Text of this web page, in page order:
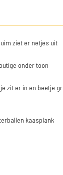
ziet er netjes uit
onder toon
zit er in en beetje
kaasplank